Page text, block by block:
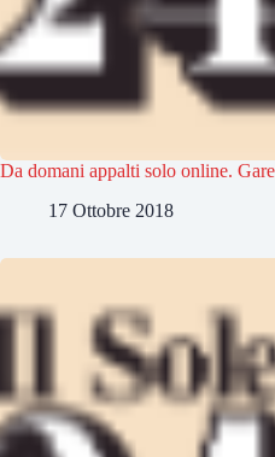
Da domani appalti solo online.
17 Ottobre 2018